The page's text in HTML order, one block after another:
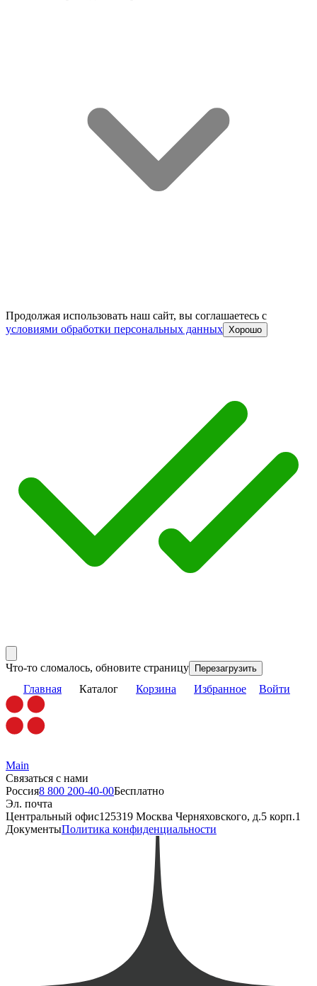
Продолжая использовать наш сайт, вы соглашаетесь c
условиями обработки персональных данных Хорошо
Что-то сломалось, обновите страницу Перезагрузить
Главная Каталог Корзина Избранное Войти
Main
Связаться с нами
Россия8 800 200-40-00Бесплатно
Эл. почта
Центральный офис125319 Москва Черняховского, д.5 корп.1
ДокументыПолитика конфиденциальности